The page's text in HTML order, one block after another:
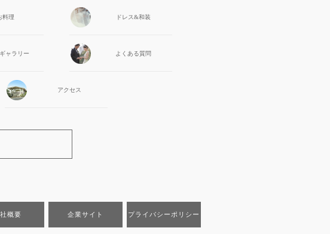
料理 ドレス&和装
ギャラリー よくある質問
アクセス
概要 企業サイト プライバシーポリシー